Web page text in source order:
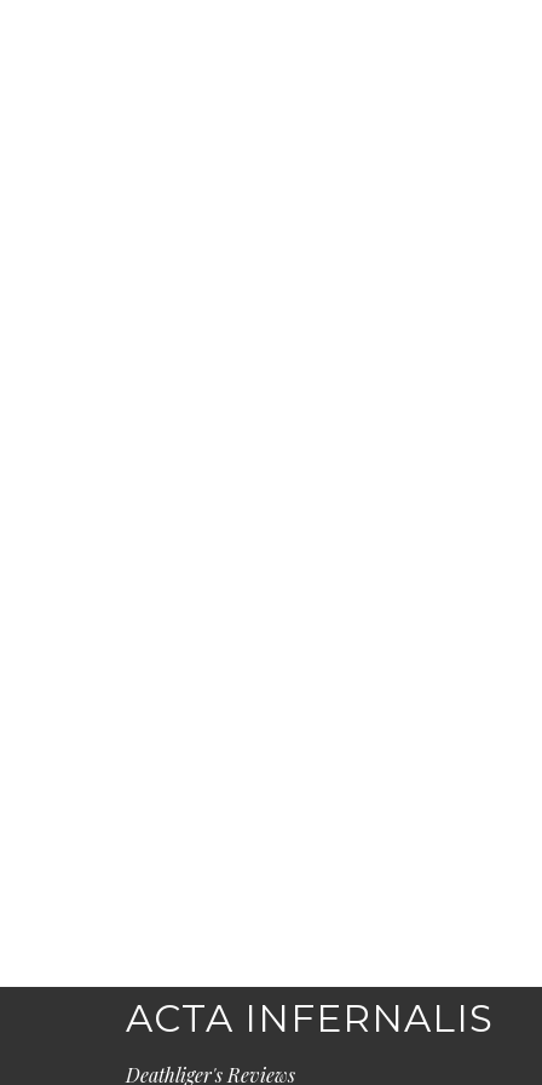
ACTA INFERNALIS
Deathliger's Reviews